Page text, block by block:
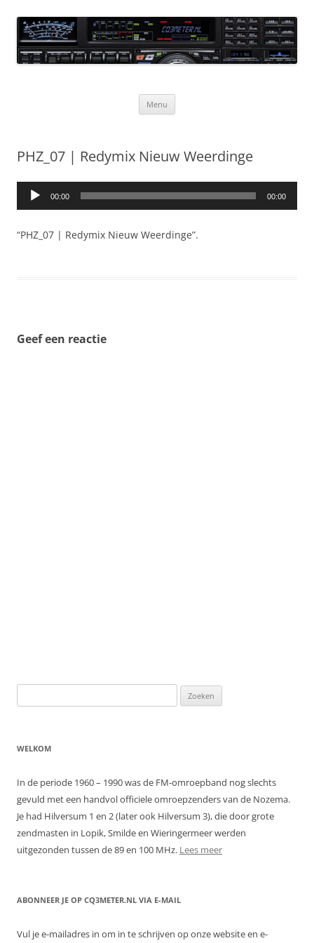
naar
de
inhoud CQ3meter
Website door en voor radio-amateurs
Menu
PHZ_07 | Redymix Nieuw Weerdinge
Audiospeler
00:00 00:00
“PHZ_07 | Redymix Nieuw Weerdinge”.
Geef een reactie
naar:
WELKOM
In de periode 1960 – 1990 was de FM-omroepband nog slechts
gevuld met een handvol officiele omroepzenders van de Nozema.
Je had Hilversum 1 en 2 (later ook Hilversum 3), die door grote
zendmasten in Lopik, Smilde en Wieringermeer werden
uitgezonden tussen de 89 en 100 MHz. Lees meer
ABONNEER JE OP CQ3METER.NL VIA E-MAIL
Vul je e-mailadres in om in te schrijven op onze website en e-